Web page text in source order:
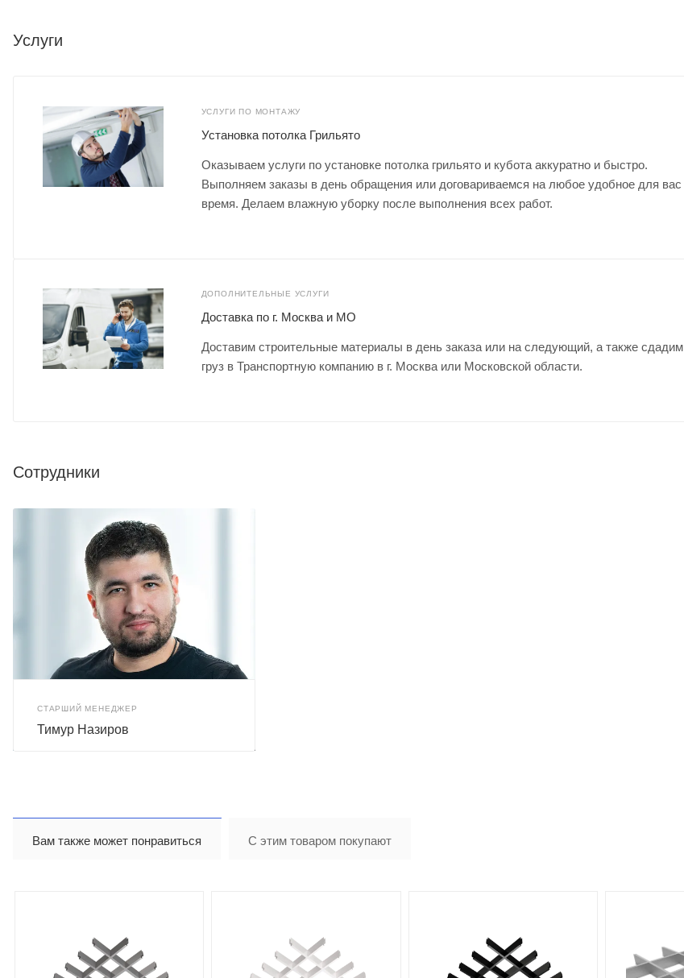
Услуги
УСЛУГИ ПО МОНТАЖУ
Установка потолка Грильято
Оказываем услуги по установке потолка грильято и кубота аккуратно и быстро.
Выполняем заказы в день обращения или договариваемся на любое удобное для вас
время. Делаем влажную уборку после выполнения всех работ.
ДОПОЛНИТЕЛЬНЫЕ УСЛУГИ
Доставка по г. Москва и МО
Доставим строительные материалы в день заказа или на следующий, а также сдадим
груз в Транспортную компанию в г. Москва или Московской области.
Сотрудники
СТАРШИЙ МЕНЕДЖЕР
Тимур Назиров
Вам также может понравиться С этим товаром покупают